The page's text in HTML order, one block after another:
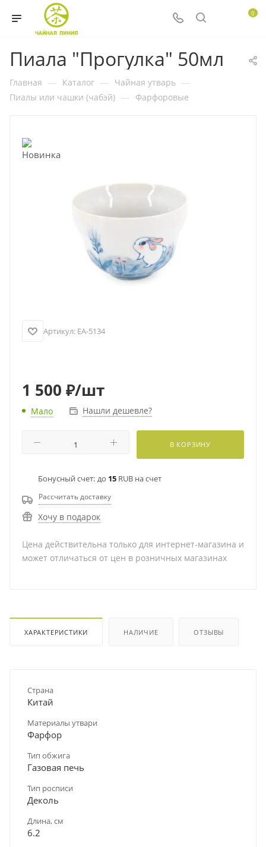
0
Пиала "Прогулка" 50мл
Главная — Каталог — Чайная утварь —
Пиалы или чашки (чабэй) — Фарфоровые
Артикул: EA-5134
1 500 ₽/шт
Мало Нашли дешевле?
В КОРЗИНУ
Бонусный счет: до 15 RUB на счет
Рассчитать доставку
Хочу в подарок
Цена действительна только для интернет-магазина и
может отличаться от цен в розничных магазинах
ХАРАКТЕРИСТИКИ НАЛИЧИЕ ОТЗЫВЫ
Страна
Китай
Материалы утвари
Фарфор
Тип обжига
Газовая печь
Тип росписи
Деколь
Длина, см
6.2